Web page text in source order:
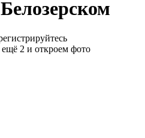
2 и откроем фото